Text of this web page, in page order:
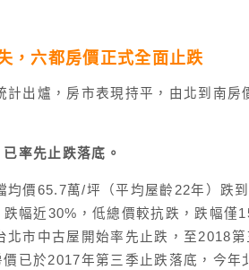
，六都房價正式全面止跌
計出爐，房市表現持平，由北到南房
率先止跌落底。
均價65.7萬/坪（平均屋齡22年）跌
幅近30%，低總價較抗跌，跌幅僅
北市中古屋開始率先止跌，至2018
已於2017年第三季止跌落底，今年